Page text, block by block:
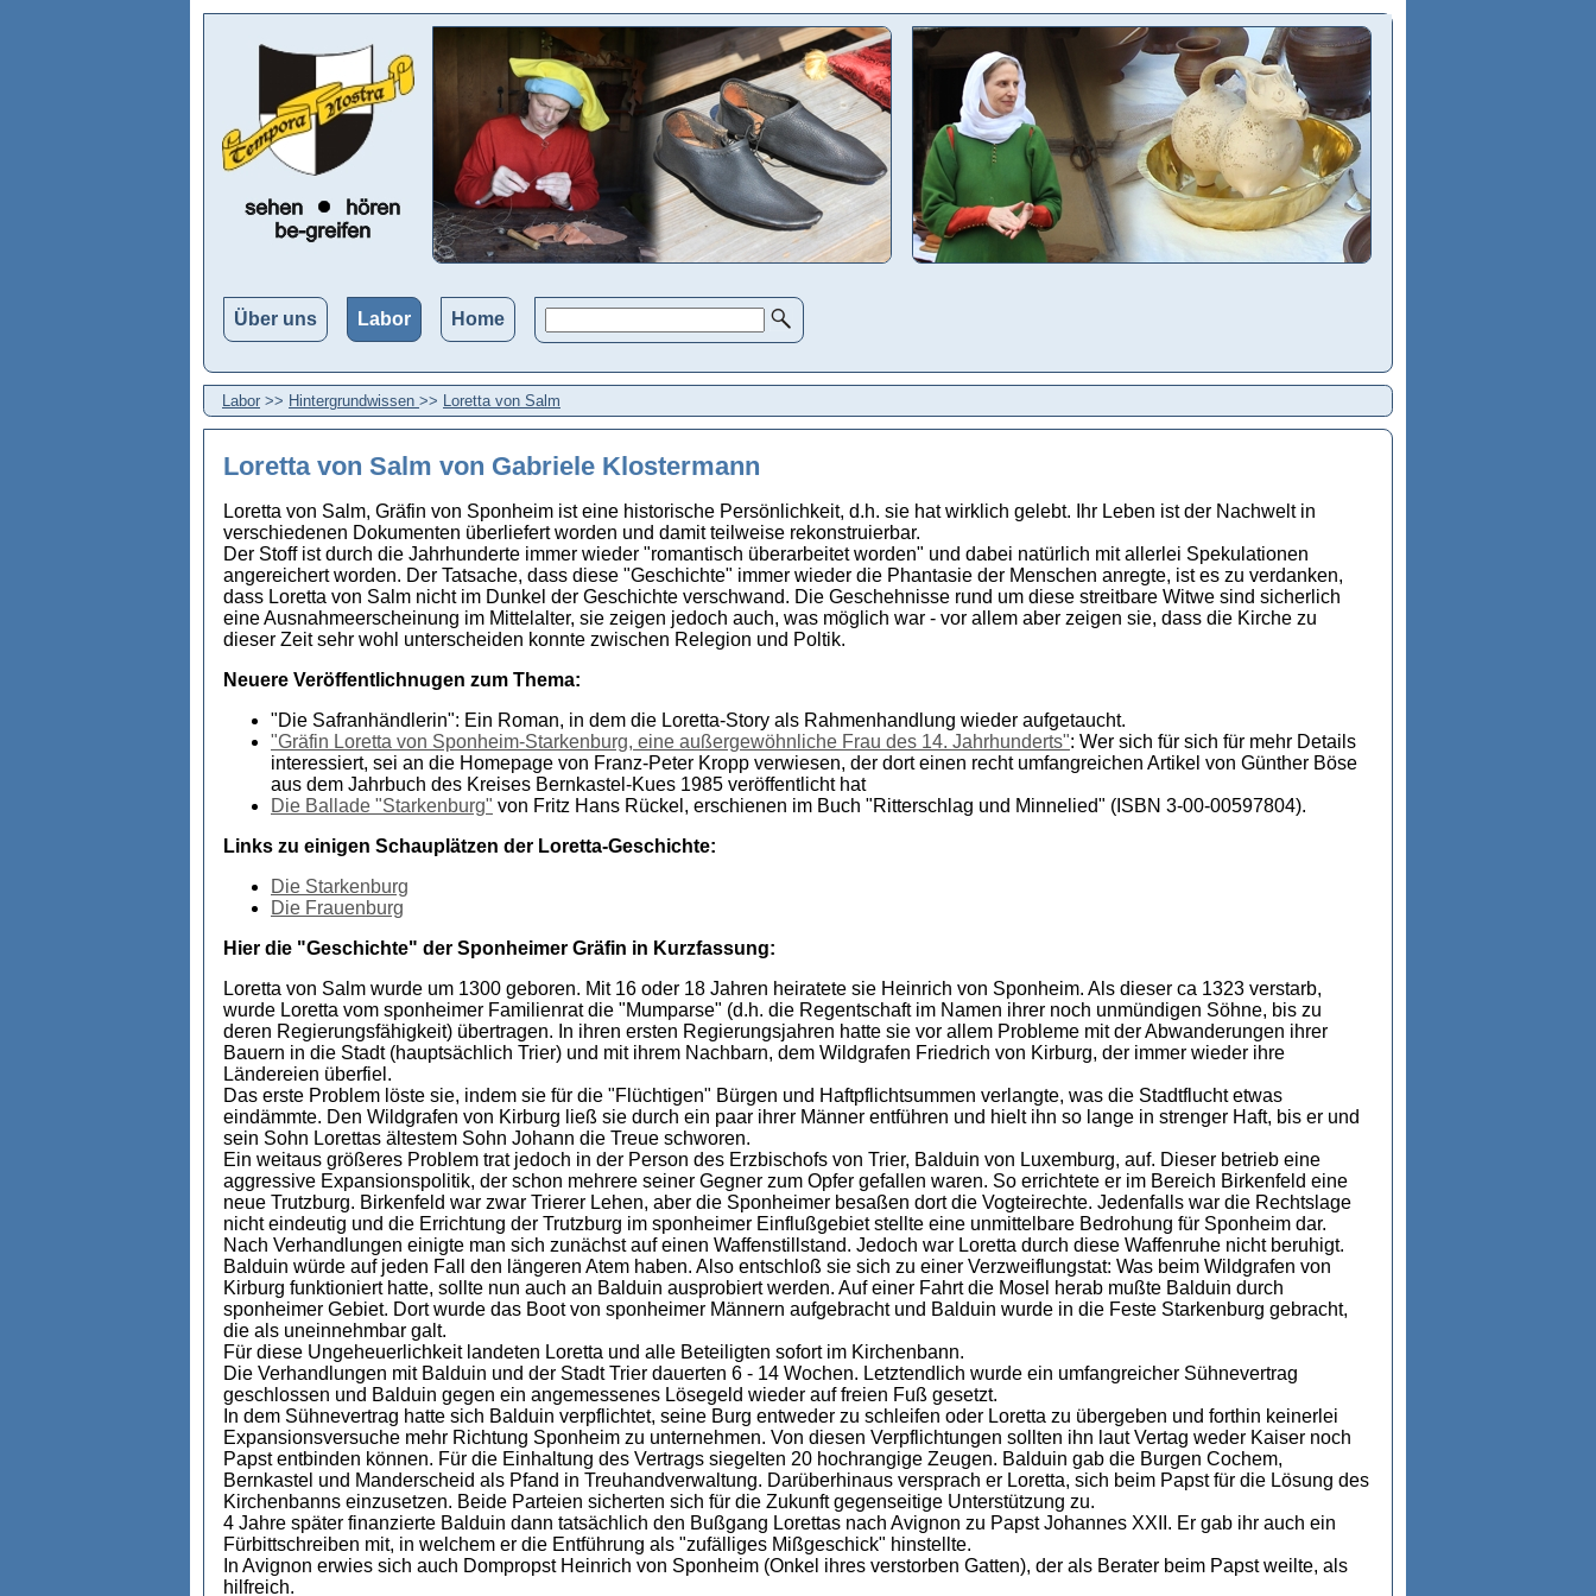
Über uns Labor Home
Labor >> Hintergrundwissen >> Loretta von Salm
Loretta von Salm von Gabriele Klostermann
Loretta von Salm, Gräfin von Sponheim ist eine historische Persönlichkeit, d.h. sie hat wirklich gelebt. Ihr Leben ist der Nachwelt in
verschiedenen Dokumenten überliefert worden und damit teilweise rekonstruierbar.
Der Stoff ist durch die Jahrhunderte immer wieder "romantisch überarbeitet worden" und dabei natürlich mit allerlei Spekulationen
angereichert worden. Der Tatsache, dass diese "Geschichte" immer wieder die Phantasie der Menschen anregte, ist es zu verdanken,
dass Loretta von Salm nicht im Dunkel der Geschichte verschwand. Die Geschehnisse rund um diese streitbare Witwe sind sicherlich
eine Ausnahmeerscheinung im Mittelalter, sie zeigen jedoch auch, was möglich war - vor allem aber zeigen sie, dass die Kirche zu
dieser Zeit sehr wohl unterscheiden konnte zwischen Relegion und Poltik.
Neuere Veröffentlichnugen zum Thema:
"Die Safranhändlerin": Ein Roman, in dem die Loretta-Story als Rahmenhandlung wieder aufgetaucht.
"Gräfin Loretta von Sponheim-Starkenburg, eine außergewöhnliche Frau des 14. Jahrhunderts": Wer sich für sich für mehr Details
interessiert, sei an die Homepage von Franz-Peter Kropp verwiesen, der dort einen recht umfangreichen Artikel von Günther Böse
aus dem Jahrbuch des Kreises Bernkastel-Kues 1985 veröffentlicht hat
Die Ballade "Starkenburg" von Fritz Hans Rückel, erschienen im Buch "Ritterschlag und Minnelied" (ISBN 3-00-00597804).
Links zu einigen Schauplätzen der Loretta-Geschichte:
Die Starkenburg
Die Frauenburg
Hier die "Geschichte" der Sponheimer Gräfin in Kurzfassung:
Loretta von Salm wurde um 1300 geboren. Mit 16 oder 18 Jahren heiratete sie Heinrich von Sponheim. Als dieser ca 1323 verstarb,
wurde Loretta vom sponheimer Familienrat die "Mumparse" (d.h. die Regentschaft im Namen ihrer noch unmündigen Söhne, bis zu
deren Regierungsfähigkeit) übertragen. In ihren ersten Regierungsjahren hatte sie vor allem Probleme mit der Abwanderungen ihrer
Bauern in die Stadt (hauptsächlich Trier) und mit ihrem Nachbarn, dem Wildgrafen Friedrich von Kirburg, der immer wieder ihre
Ländereien überfiel.
Das erste Problem löste sie, indem sie für die "Flüchtigen" Bürgen und Haftpflichtsummen verlangte, was die Stadtflucht etwas
eindämmte. Den Wildgrafen von Kirburg ließ sie durch ein paar ihrer Männer entführen und hielt ihn so lange in strenger Haft, bis er und
sein Sohn Lorettas ältestem Sohn Johann die Treue schworen.
Ein weitaus größeres Problem trat jedoch in der Person des Erzbischofs von Trier, Balduin von Luxemburg, auf. Dieser betrieb eine
aggressive Expansionspolitik, der schon mehrere seiner Gegner zum Opfer gefallen waren. So errichtete er im Bereich Birkenfeld eine
neue Trutzburg. Birkenfeld war zwar Trierer Lehen, aber die Sponheimer besaßen dort die Vogteirechte. Jedenfalls war die Rechtslage
nicht eindeutig und die Errichtung der Trutzburg im sponheimer Einflußgebiet stellte eine unmittelbare Bedrohung für Sponheim dar.
Nach Verhandlungen einigte man sich zunächst auf einen Waffenstillstand. Jedoch war Loretta durch diese Waffenruhe nicht beruhigt.
Balduin würde auf jeden Fall den längeren Atem haben. Also entschloß sie sich zu einer Verzweiflungstat: Was beim Wildgrafen von
Kirburg funktioniert hatte, sollte nun auch an Balduin ausprobiert werden. Auf einer Fahrt die Mosel herab mußte Balduin durch
sponheimer Gebiet. Dort wurde das Boot von sponheimer Männern aufgebracht und Balduin wurde in die Feste Starkenburg gebracht,
die als uneinnehmbar galt.
Für diese Ungeheuerlichkeit landeten Loretta und alle Beteiligten sofort im Kirchenbann.
Die Verhandlungen mit Balduin und der Stadt Trier dauerten 6 - 14 Wochen. Letztendlich wurde ein umfangreicher Sühnevertrag
geschlossen und Balduin gegen ein angemessenes Lösegeld wieder auf freien Fuß gesetzt.
In dem Sühnevertrag hatte sich Balduin verpflichtet, seine Burg entweder zu schleifen oder Loretta zu übergeben und forthin keinerlei
Expansionsversuche mehr Richtung Sponheim zu unternehmen. Von diesen Verpflichtungen sollten ihn laut Vertag weder Kaiser noch
Papst entbinden können. Für die Einhaltung des Vertrags siegelten 20 hochrangige Zeugen. Balduin gab die Burgen Cochem,
Bernkastel und Manderscheid als Pfand in Treuhandverwaltung. Darüberhinaus versprach er Loretta, sich beim Papst für die Lösung des
Kirchenbanns einzusetzen. Beide Parteien sicherten sich für die Zukunft gegenseitige Unterstützung zu.
4 Jahre später finanzierte Balduin dann tatsächlich den Bußgang Lorettas nach Avignon zu Papst Johannes XXII. Er gab ihr auch ein
Fürbittschreiben mit, in welchem er die Entführung als "zufälliges Mißgeschick" hinstellte.
In Avignon erwies sich auch Dompropst Heinrich von Sponheim (Onkel ihres verstorben Gatten), der als Berater beim Papst weilte, als
hilfreich.